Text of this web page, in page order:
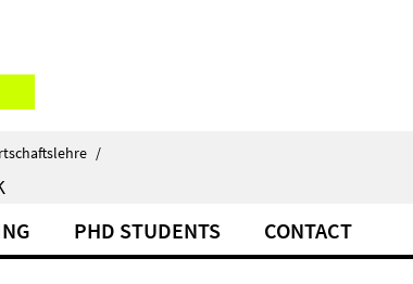
/
PHD STUDENTS CONTACT